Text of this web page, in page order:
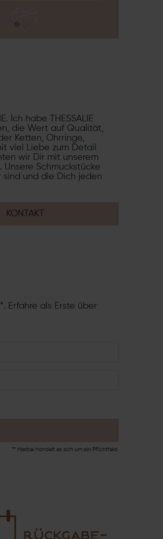
Ich habe THESSALIE
die Wert auf Qualität,
Ketten, Ohrringe,
viel Liebe zum Detail
wir Dir mit unserem
Unsere Schmuckstücke
und die Dich jeden
KONTAKT
Erfahre als Erste über
** Hierbei handelt es sich um ein Pflichtfeld.